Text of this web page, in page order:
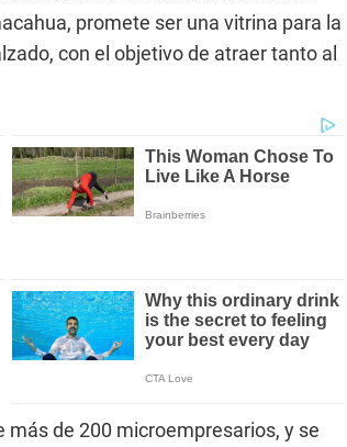
promete ser una vitrina para la
con el objetivo de atraer tanto al
de 200 microempresarios, y se